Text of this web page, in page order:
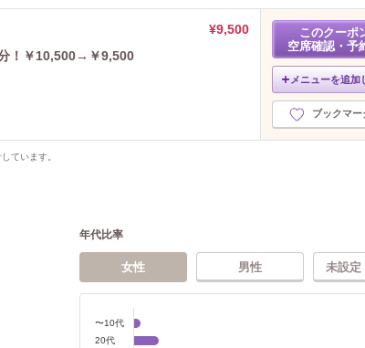
¥9,500
！￥10,500→￥9,500
このクーポ
空席確認・予
メニューを追加
ブックマー
ています。
年代比率
女性 男性 未設定
〜10代
20代